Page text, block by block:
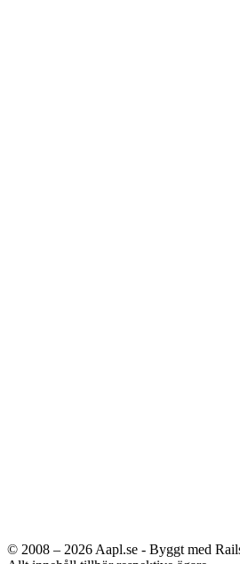
© 2008 – 2026 Aapl.se - Byggt med